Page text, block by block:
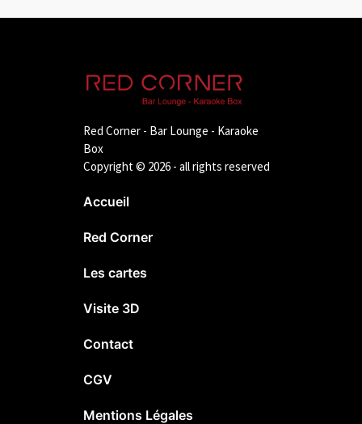
Red Corner - Bar Lounge - Karaoke
Box
Copyright © 2026 - all rights reserved
Accueil
Red Corner
Les cartes
Visite 3D
Contact
CGV
Mentions Légales